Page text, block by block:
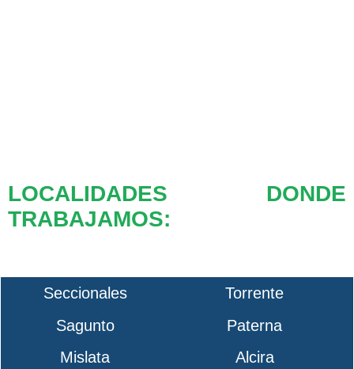
LOCALIDADES DONDE
TRABAJAMOS:
Seccionales
Torrente
Sagunto
Paterna
Mislata
Alcira